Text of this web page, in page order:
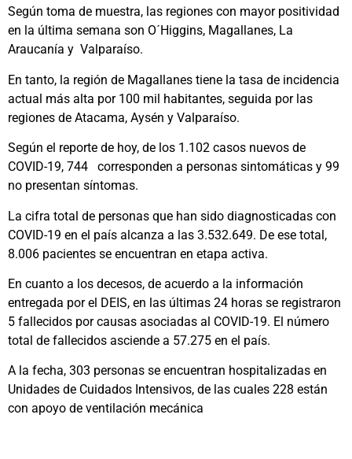
Según toma de muestra, las regiones con mayor positividad
en la última semana son O´Higgins, Magallanes, La
Araucanía y Valparaíso.
En tanto, la región de Magallanes tiene la tasa de incidencia
actual más alta por 100 mil habitantes, seguida por las
regiones de Atacama, Aysén y Valparaíso.
Según el reporte de hoy, de los 1.102 casos nuevos de
COVID-19, 744 corresponden a personas sintomáticas y 99
no presentan síntomas.
La cifra total de personas que han sido diagnosticadas con
COVID-19 en el país alcanza a las 3.532.649. De ese total,
8.006 pacientes se encuentran en etapa activa.
En cuanto a los decesos, de acuerdo a la información
entregada por el DEIS, en las últimas 24 horas se registraron
5 fallecidos por causas asociadas al COVID-19. El número
total de fallecidos asciende a 57.275 en el país.
A la fecha, 303 personas se encuentran hospitalizadas en
Unidades de Cuidados Intensivos, de las cuales 228 están
con apoyo de ventilación mecánica